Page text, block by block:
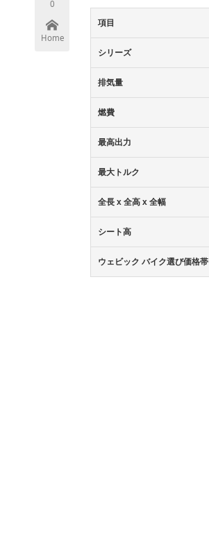
0
Home
項目
シリーズ
排気量
燃費
最高出力
最大トルク
全長 x 全高 x 全幅
シート高
ウェビック バイク選び価格帯